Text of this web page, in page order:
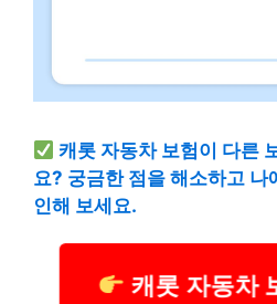
캐롯 자동차 보험이 다른
요? 궁금한 점을 해소하고 나
인해 보세요.
캐롯 자동차